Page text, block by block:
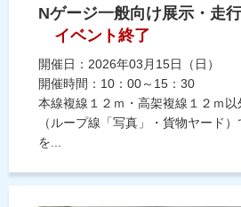
Nゲージ一般向け展示・走
イベント終了
開催日：2026年03月15日（日）
開催時間：10：00～15：30
本線複線１２ｍ・高架複線１２ｍ以
（ループ線「写真」・貨物ヤード
を...